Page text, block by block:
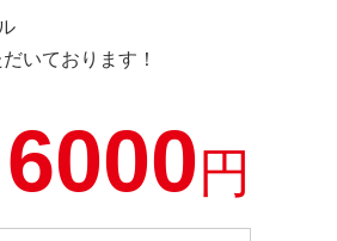
いております！
6000円